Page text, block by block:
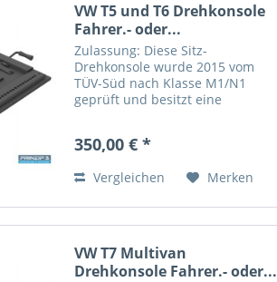
VW T5 und T6 Drehkonsole
Fahrer.- oder...
Zulassung: Diese Sitz-
Drehkonsole wurde 2015 vom
TÜV-Süd nach Klasse M1/N1
geprüft und besitzt eine
(KBA) für den VW T5 und T6 ab
Sitzes ist nur im...
350,00 € *
Vergleichen Merken
VW T7 Multivan
Drehkonsole Fahrer.- oder...